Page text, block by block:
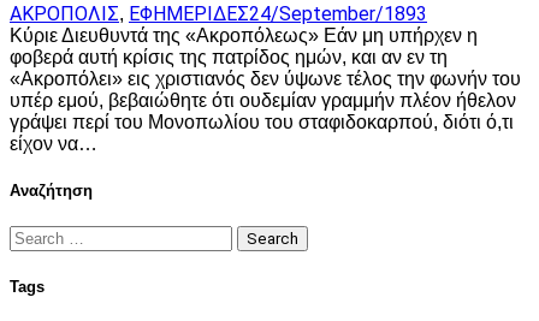
ΑΚΡΟΠΟΛΙΣ, ΕΦΗΜΕΡΙΔΕΣ24/September/1893
Κύριε Διευθυντά της «Ακροπόλεως» Εάν μη υπήρχεν η
φοβερά αυτή κρίσις της πατρίδος ημών, και αν εν τη
«Ακροπόλει» εις χριστιανός δεν ύψωνε τέλος την φωνήν του
υπέρ εμού, βεβαιώθητε ότι ουδεμίαν γραμμήν πλέον ήθελον
γράψει περί του Μονοπωλίου του σταφιδοκαρπού, διότι ό,τι
είχον να…
Αναζήτηση
Search
for:
Tags